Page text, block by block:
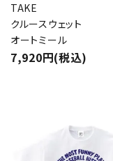
TAKE
クルースウェット
オートミール
7,920円(税込)